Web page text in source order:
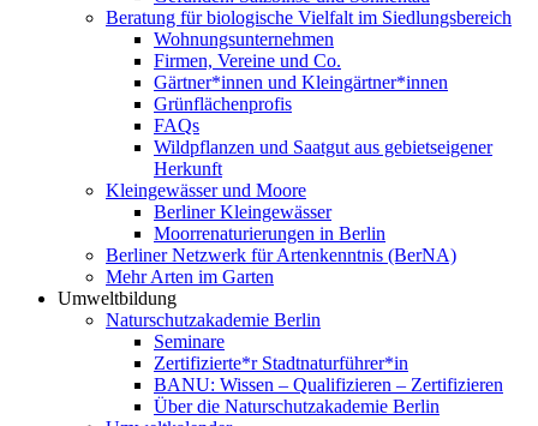
Beratung für biologische Vielfalt im Siedlungsbereich
Wohnungsunternehmen
Firmen, Vereine und Co.
Gärtner*innen und Kleingärtner*innen
Grünflächenprofis
FAQs
Wildpflanzen und Saatgut aus gebietseigener
Herkunft
Kleingewässer und Moore
Berliner Kleingewässer
Moorrenaturierungen in Berlin
Berliner Netzwerk für Artenkenntnis (BerNA)
Mehr Arten im Garten
Umweltbildung
Naturschutzakademie Berlin
Seminare
Zertifizierte*r Stadtnaturführer*in
BANU: Wissen – Qualifizieren – Zertifizieren
Über die Naturschutzakademie Berlin